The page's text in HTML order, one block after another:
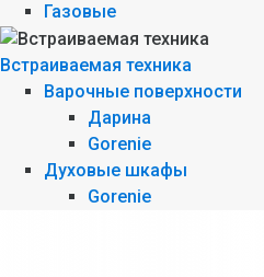
Газовые
Встраиваемая техника
Варочные поверхности
Дарина
Gorenie
Духовые шкафы
Gorenie